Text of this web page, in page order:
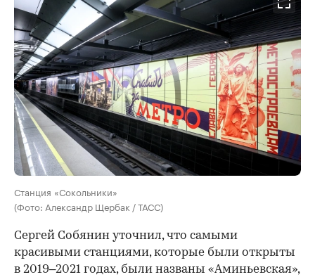
Станция «Сокольники»
(Фото: Александр Щербак / ТАСС)
Сергей Собянин уточнил, что самыми
красивыми станциями, которые были открыты
в 2019–2021 годах, были названы «Аминьевская»,